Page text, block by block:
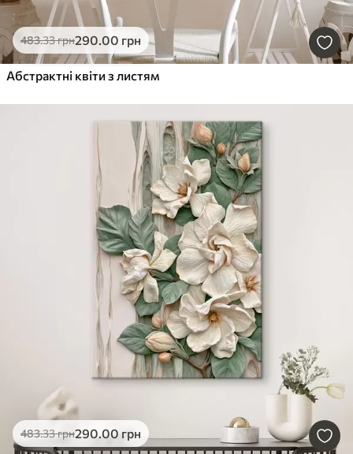
483.33грн290.00 грн
Абстрактні квіти з листям
483.33грн290.00 грн